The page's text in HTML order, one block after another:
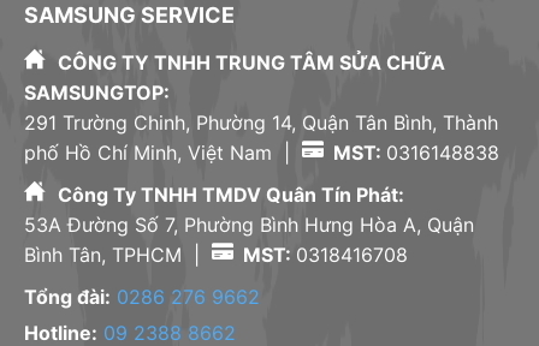
SAMSUNG SERVICE
CÔNG TY TNHH TRUNG TÂM SỬA CHỮA
SAMSUNGTOP:
291 Trường Chinh, Phường 14, Quận Tân Bình, Thành
phố Hồ Chí Minh, Việt Nam |
MST: 0316148838
Công Ty TNHH TMDV Quân Tín Phát:
53A Đường Số 7, Phường Bình Hưng Hòa A, Quận
Bình Tân, TPHCM |
MST: 0318416708
Tổng đài: 0286 276 9662
Hotline: 09 2388 8662